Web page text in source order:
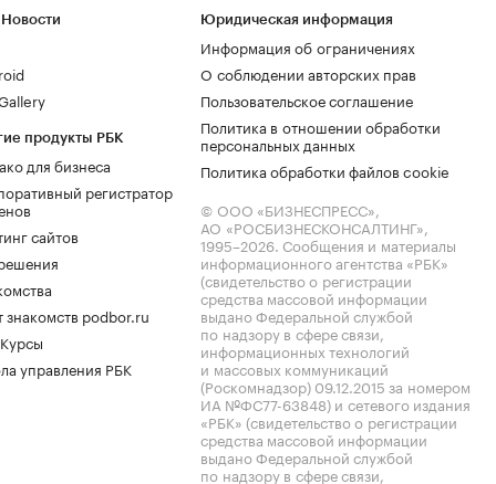
продукты РБК
для бизнеса
регистратор
сайтов
знакомств podbor.ru
управления РБК
Юридическая информация
Информация об ограничениях
О соблюдении авторских прав
Пользовательское соглашение
Политика в отношении обработки
персональных данных
Политика обработки файлов cookie
© ООО «БИЗНЕСПРЕСС»,
АО «РОСБИЗНЕСКОНСАЛТИНГ»,
1995–2026. Сообщения и материалы
информационного агентства «РБК»
(свидетельство о регистрации
средства массовой информации
выдано Федеральной службой
по надзору в сфере связи,
информационных технологий
и массовых коммуникаций
(Роскомнадзор) 09.12.2015 за номером
ИА №ФС77-63848) и сетевого издания
«РБК» (свидетельство о регистрации
средства массовой информации
выдано Федеральной службой
по надзору в сфере связи,